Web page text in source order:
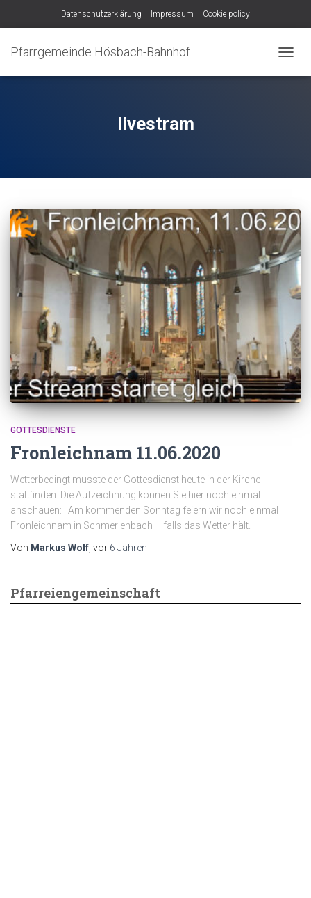
Datenschutzerklärung Impressum Cookie policy
Pfarrgemeinde Hösbach-Bahnhof
livestram
GOTTESDIENSTE
Fronleichnam 11.06.2020
Wetterbedingt musste der Gottesdienst heute in der Kirche
stattfinden. Die Aufzeichnung können Sie hier noch einmal
anschauen: Am kommenden Sonntag feiern wir noch einmal
Fronleichnam in Schmerlenbach – falls das Wetter hält.
Von Markus Wolf , vor 6 Jahren
Pfarreiengemeinschaft